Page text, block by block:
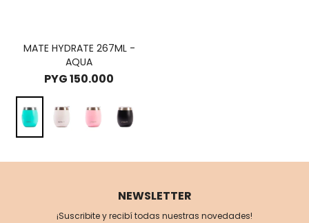
MATE HYDRATE 267ML -
AQUA
PYG150.000
NEWSLETTER
¡Suscribite y recibí todas nuestras novedades!